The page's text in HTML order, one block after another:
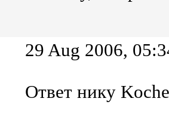
29 Aug 2006,
Ответ нику